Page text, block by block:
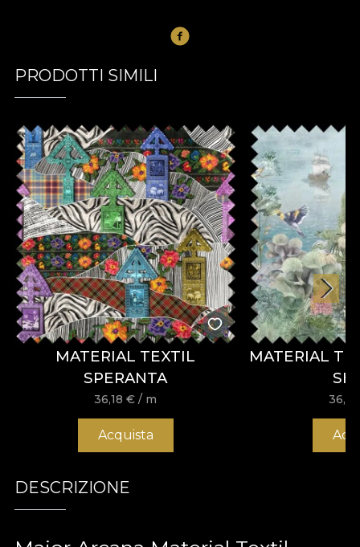
PRODOTTI SIMILI
MATERIAL TEXTIL
SPERANTA
36,18€ / m
Acquista
MATERIAL
DESCRIZIONE